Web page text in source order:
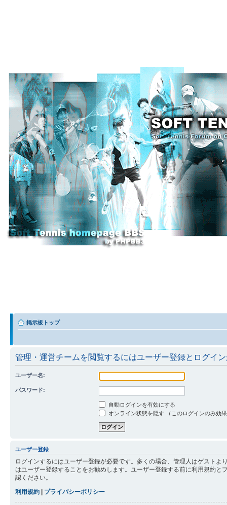
掲示板トップ
管理・運営チームを閲覧するにはユーザー登録とログイ
ユーザー名:
パスワード:
自動ログインを有効にする
オンライン状態を隠す （このログインのみ効
ユーザー登録
ログインするにはユーザー登録が必要です。多くの場合、管理人はゲスト
はユーザー登録することをお勧めします。ユーザー登録する前に利用規約
認ください。
利用規約 | プライバシーポリシー